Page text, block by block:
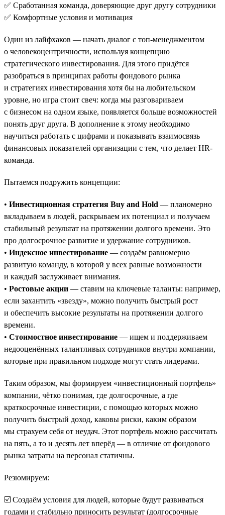
✅ Сработанная команда, доверяющие друг другу сотрудники
✅ Комфортные условия и мотивация
Один из лайфхаков — начать диалог с топ-менеджментом
о человекоцентричности, используя концепцию
стратегического инвестирования. Для этого придётся
разобраться в принципах работы фондового рынка
и стратегиях инвестирования хотя бы на любительском
уровне, но игра стоит свеч: когда мы разговариваем
с бизнесом на одном языке, появляется больше возможностей
понять друг друга. В дополнение к этому необходимо
научиться работать с цифрами и показывать взаимосвязь
финансовых показателей организации с тем, что делает HR-
команда.
Пытаемся подружить концепции:
• Инвестиционная стратегия Buy and Hold — планомерно
вкладываем в людей, раскрываем их потенциал и получаем
стабильный результат на протяжении долгого времени. Это
про долгосрочное развитие и удержание сотрудников.
• Индексное инвестирование — создаём равномерно
развитую команду, в которой у всех равные возможности
и каждый заслуживает внимания.
• Ростовые акции — ставим на ключевые таланты: например,
если захантить «звезду», можно получить быстрый рост
и обеспечить высокие результаты на протяжении долгого
времени.
• Стоимостное инвестирование — ищем и поддерживаем
недооценённых талантливых сотрудников внутри компании,
которые при правильном подходе могут стать лидерами.
Таким образом, мы формируем «инвестиционный портфель»
компании, чётко понимая, где долгосрочные, а где
краткосрочные инвестиции, с помощью которых можно
получить быстрый доход, каковы риски, каким образом
мы страхуем себя от неудач. Этот портфель можно рассчитать
на пять, а то и десять лет вперёд — в отличие от фондового
рынка затраты на персонал статичны.
Резюмируем:
☑️ Создаём условия для людей, которые будут развиваться
годами и стабильно приносить результат (долгосрочные